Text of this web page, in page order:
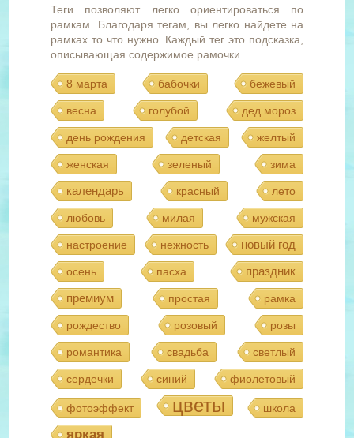
Теги позволяют легко ориентироваться по
рамкам. Благодаря тегам, вы легко найдете на
рамках то что нужно. Каждый тег это подсказка,
описывающая содержимое рамочки.
8 марта бабочки бежевый
весна голубой дед мороз
день рождения детская желтый
женская зеленый зима
календарь красный лето
любовь милая мужская
настроение нежность новый год
осень пасха
праздник
премиум
простая рамка
рождество розовый розы
романтика свадьба светлый
сердечки синий фиолетовый
фотоэффект цветы школа
яркая